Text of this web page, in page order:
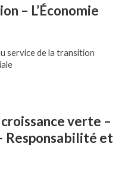
– L’Économie
service de la transition
verte –
Responsabilité et